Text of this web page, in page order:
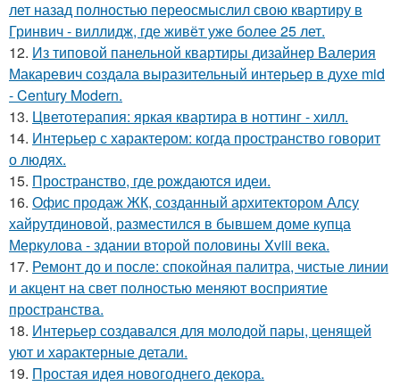
лет назад полностью переосмыслил свою квартиру в
Гринвич - виллидж, где живёт уже более 25 лет.
12. Из типовой панельной квартиры дизайнер Валерия
Макаревич создала выразительный интерьер в духе mid
- Century Modern.
13. Цветотерапия: яркая квартира в ноттинг - хилл.
14. Интерьер с характером: когда пространство говорит
о людях.
15. Пространство, где рождаются идеи.
16. Офис продаж ЖК, созданный архитектором Алсу
хайрутдиновой, разместился в бывшем доме купца
Меркулова - здании второй половины Xviii века.
17. Ремонт до и после: спокойная палитра, чистые линии
и акцент на свет полностью меняют восприятие
пространства.
18. Интерьер создавался для молодой пары, ценящей
уют и характерные детали.
19. Простая идея новогоднего декора.